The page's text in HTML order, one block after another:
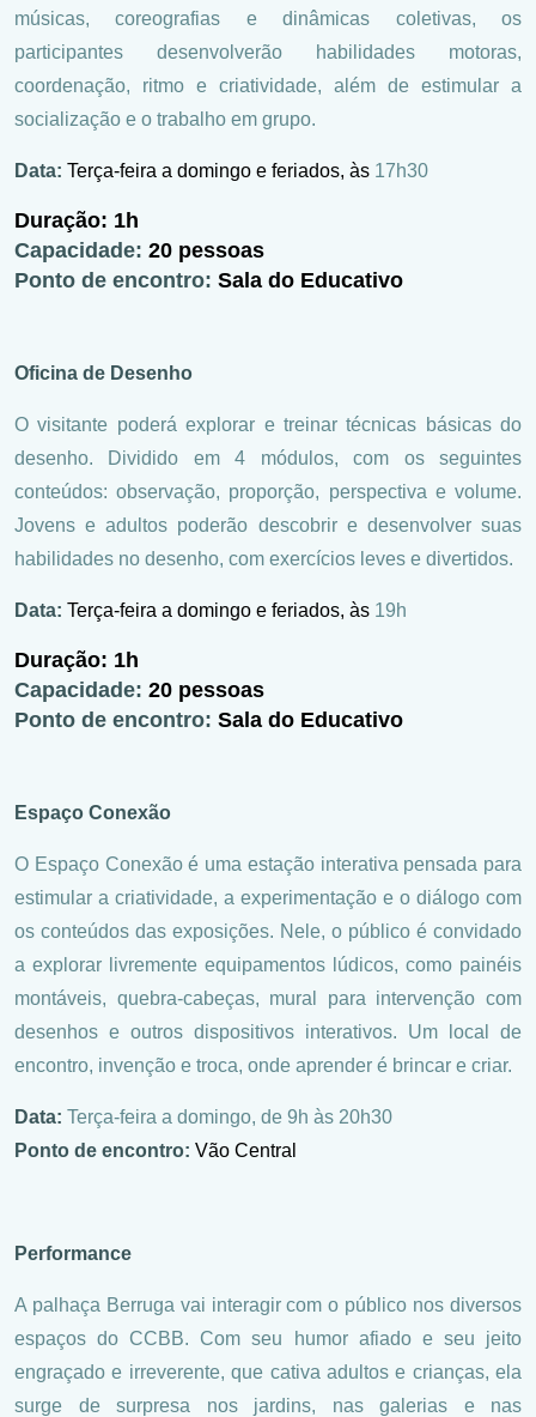
músicas, coreografias e dinâmicas coletivas, os
participantes desenvolverão habilidades motoras,
coordenação, ritmo e criatividade, além de estimular a
socialização e o trabalho em grupo.
Data: Terça-feira a domingo e feriados, às 17h30
Duração: 1h
Capacidade: 20 pessoas
Ponto de encontro: Sala do Educativo
Oficina de Desenho
O visitante poderá explorar e treinar técnicas básicas do
desenho. Dividido em 4 módulos, com os seguintes
conteúdos: observação, proporção, perspectiva e volume.
Jovens e adultos poderão descobrir e desenvolver suas
habilidades no desenho, com exercícios leves e divertidos.
Data: Terça-feira a domingo e feriados, às 19h
Duração: 1h
Capacidade: 20 pessoas
Ponto de encontro: Sala do Educativo
Espaço Conexão
O Espaço Conexão é uma estação interativa pensada para
estimular a criatividade, a experimentação e o diálogo com
os conteúdos das exposições. Nele, o público é convidado
a explorar livremente equipamentos lúdicos, como painéis
montáveis, quebra-cabeças, mural para intervenção com
desenhos e outros dispositivos interativos. Um local de
encontro, invenção e troca, onde aprender é brincar e criar.
Data: Terça-feira a domingo, de 9h às 20h30
Ponto de encontro: Vão Central
Performance
A palhaça Berruga vai interagir com o público nos diversos
espaços do CCBB. Com seu humor afiado e seu jeito
engraçado e irreverente, que cativa adultos e crianças, ela
surge de surpresa nos jardins, nas galerias e nas